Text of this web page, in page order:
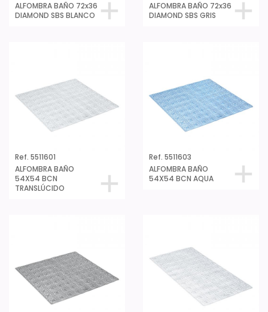
ALFOMBRA BAÑO 72x36
DIAMOND SBS BLANCO
ALFOMBRA BAÑO 72x36
DIAMOND SBS GRIS
Ref. 5511601
ALFOMBRA BAÑO
54X54 BCN
TRANSLÚCIDO
Ref. 5511603
ALFOMBRA BAÑO
54X54 BCN AQUA